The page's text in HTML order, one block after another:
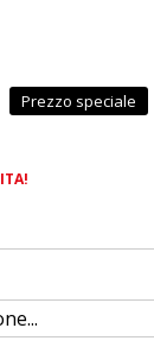
Prezzo speciale